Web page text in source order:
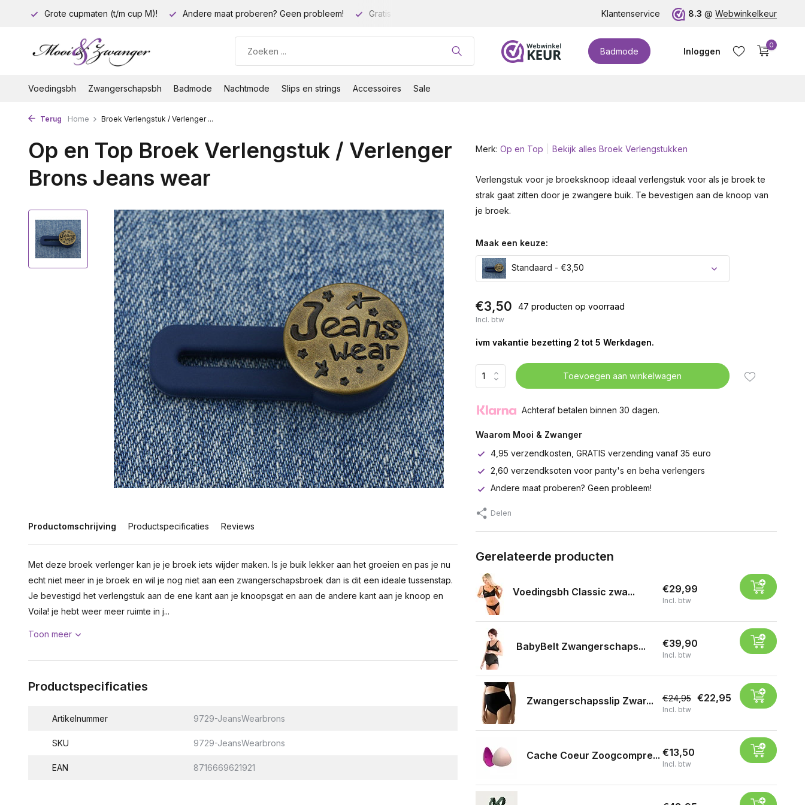
Grote cupmaten (t/m cup M)! Andere maat proberen? Geen probleem! Gratis verzending vanaf 35 euro! Grote cupmaten (t/m cup M)!
Klantenservice 8.3 @ Webwinkelkeur
Badmode Inloggen
0
Voedingsbh Zwangerschapsbh Badmode Nachtmode Slips en strings Accessoires Sale
Terug Home Broek Verlengstuk / Verlenger ...
Op en Top Broek Verlengstuk / Verlenger
Brons Jeans wear
Productomschrijving Productspecificaties Reviews
Met deze broek verlenger kan je je broek iets wijder maken. Is je buik lekker aan het groeien en pas je nu
echt niet meer in je broek en wil je nog niet aan een zwangerschapsbroek dan is dit een ideale tussenstap.
Je bevestigd het verlengstuk aan de ene kant aan je knoopsgat en aan de andere kant aan je knoop en
Voila! je hebt weer meer ruimte in j...
Toon meer
Productspecificaties
Artikelnummer 9729-JeansWearbrons
SKU 9729-JeansWearbrons
EAN 8716669621921
Merk: Op en Top Bekijk alles Broek Verlengstukken
Verlengstuk voor je broeksknoop ideaal verlengstuk voor als je broek te
strak gaat zitten door je zwangere buik. Te bevestigen aan de knoop van
je broek.
Maak een keuze:
Standaard - €3,50
€3,50 47 producten op voorraad
Incl. btw
ivm vakantie bezetting 2 tot 5 Werkdagen.
Toevoegen aan winkelwagen
Achteraf betalen binnen 30 dagen.
Waarom Mooi & Zwanger
4,95 verzendkosten, GRATIS verzending vanaf 35 euro
2,60 verzendksoten voor panty's en beha verlengers
Andere maat proberen? Geen probleem!
Delen
Gerelateerde producten
Voedingsbh Classic zwa... €29,99
Incl. btw
BabyBelt Zwangerschaps... €39,90
Incl. btw
Zwangerschapsslip Zwar... €24,95 €22,95
Incl. btw
Cache Coeur Zoogcompre... €13,50
Incl. btw